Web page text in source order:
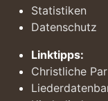
Statistiken
Datenschutz
Linktipps:
Christliche